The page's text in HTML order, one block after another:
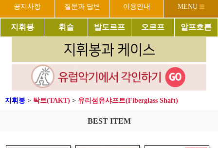
공지사항 질문과 답변 이용안내 MENU
지휘봉 휘슬 발도르프 오르프 알프호른
지휘봉 > 탁트(TAKT) > 유리섬유샤프트(Fiberglass Shaft)
BEST ITEM